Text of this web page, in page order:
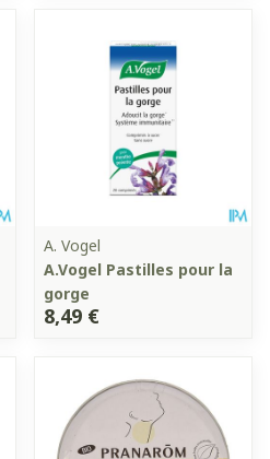
A. Vogel
A.Vogel Pastilles pour la
gorge
8,49 €